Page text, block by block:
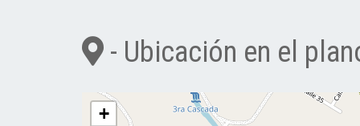
- Ubicación en el
+